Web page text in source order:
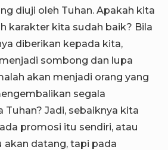
diuji oleh Tuhan. Apakah kita
karakter kita sudah baik? Bila
diberikan kepada kita,
sombong dan lupa
akan menjadi orang yang
segala
Tuhan? Jadi, sebaiknya kita
promosi itu sendiri, atau
datang, tapi pada